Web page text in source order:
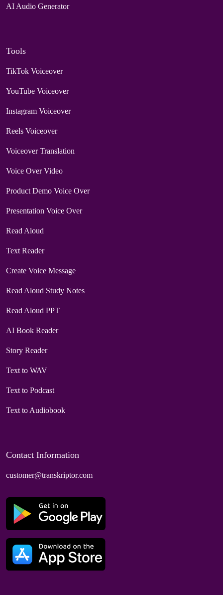
AI Audio Generator
Tools
TikTok Voiceover
YouTube Voiceover
Instagram Voiceover
Reels Voiceover
Voiceover Translation
Voice Over Video
Product Demo Voice Over
Presentation Voice Over
Read Aloud
Text Reader
Create Voice Message
Read Aloud Study Notes
Read Aloud PPT
AI Book Reader
Story Reader
Text to WAV
Text to Podcast
Text to Audiobook
Contact Information
customer@transkriptor.com